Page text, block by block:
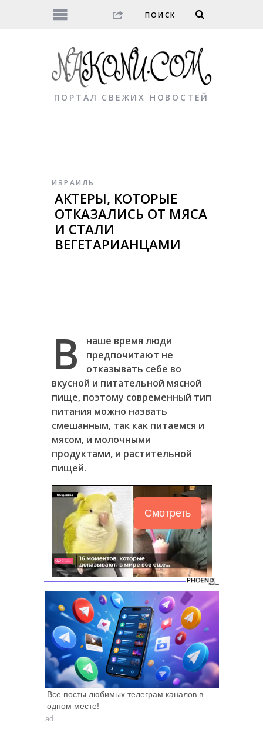
ПОРТАЛ СВЕЖИХ НОВОСТЕЙ
ИЗРАИЛЬ
АКТЕРЫ, КОТОРЫЕ
ОТКАЗАЛИСЬ ОТ МЯСА
И СТАЛИ
ВЕГЕТАРИАНЦАМИ
В
наше время люди
предпочитают не
отказывать себе во
вкусной и питательной мясной
пище, поэтому современный тип
питания можно назвать
смешанным, так как питаемся и
мясом, и молочными
продуктами, и растительной
пищей.
Смотреть
Следующее видео Отмена
Все посты любимых телеграм каналов в
одном месте!
ad